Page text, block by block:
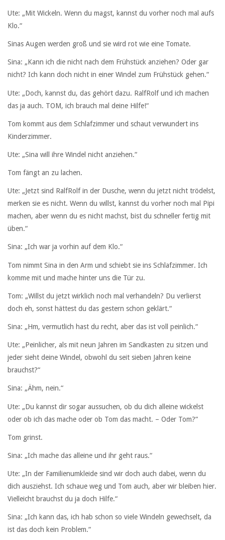
Ute: „Mit Wickeln. Wenn du magst, kannst du vorher noch mal aufs
Klo.“
Sinas Augen werden groß und sie wird rot wie eine Tomate.
Sina: „Kann ich die nicht nach dem Frühstück anziehen? Oder gar
nicht? Ich kann doch nicht in einer Windel zum Frühstück gehen.“
Ute: „Doch, kannst du, das gehört dazu. RalfRolf und ich machen
das ja auch. TOM, ich brauch mal deine Hilfe!“
Tom kommt aus dem Schlafzimmer und schaut verwundert ins
Kinderzimmer.
Ute: „Sina will ihre Windel nicht anziehen.“
Tom fängt an zu lachen.
Ute: „Jetzt sind RalfRolf in der Dusche, wenn du jetzt nicht trödelst,
merken sie es nicht. Wenn du willst, kannst du vorher noch mal Pipi
machen, aber wenn du es nicht machst, bist du schneller fertig mit
üben.“
Sina: „Ich war ja vorhin auf dem Klo.“
Tom nimmt Sina in den Arm und schiebt sie ins Schlafzimmer. Ich
komme mit und mache hinter uns die Tür zu.
Tom: „Willst du jetzt wirklich noch mal verhandeln? Du verlierst
doch eh, sonst hättest du das gestern schon geklärt.“
Sina: „Hm, vermutlich hast du recht, aber das ist voll peinlich.“
Ute: „Peinlicher, als mit neun Jahren im Sandkasten zu sitzen und
jeder sieht deine Windel, obwohl du seit sieben Jahren keine
brauchst?“
Sina: „Ähm, nein.“
Ute: „Du kannst dir sogar aussuchen, ob du dich alleine wickelst
oder ob ich das mache oder ob Tom das macht. – Oder Tom?“
Tom grinst.
Sina: „Ich mache das alleine und ihr geht raus.“
Ute: „In der Familienumkleide sind wir doch auch dabei, wenn du
dich ausziehst. Ich schaue weg und Tom auch, aber wir bleiben hier.
Vielleicht brauchst du ja doch Hilfe.“
Sina: „Ich kann das, ich hab schon so viele Windeln gewechselt, da
ist das doch kein Problem.“